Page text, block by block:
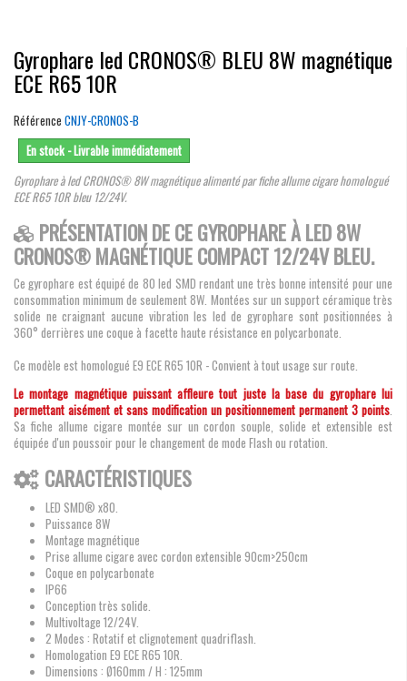
Gyrophare led CRONOS® BLEU 8W magnétique
ECE R65 10R
Référence CNJY-CRONOS-B
En stock - Livrable immédiatement
Gyrophare à led CRONOS® 8W magnétique alimenté par fiche allume cigare homologué
ECE R65 10R bleu 12/24V.
PRÉSENTATION DE CE GYROPHARE À LED 8W
CRONOS® MAGNÉTIQUE COMPACT 12/24V BLEU.
Ce gyrophare est équipé de 80 led SMD rendant une très bonne intensité pour une
consommation minimum de seulement 8W. Montées sur un support céramique très
solide ne craignant aucune vibration les led de gyrophare sont positionnées à
360° derrières une coque à facette haute résistance en polycarbonate.
Ce modèle est homologué E9 ECE R65 10R - Convient à tout usage sur route.
Le montage magnétique puissant affleure tout juste la base du gyrophare lui
permettant aisément et sans modification un positionnement permanent 3 points
Sa fiche allume cigare montée sur un cordon souple, solide et extensible est
équipée d'un poussoir pour le changement de mode Flash ou rotation.
CARACTÉRISTIQUES
LED SMD® x80.
Puissance 8W
Montage magnétique
Prise allume cigare avec cordon extensible 90cm>250cm
Coque en polycarbonate
IP66
Conception très solide.
Multivoltage 12/24V.
2 Modes : Rotatif et clignotement quadriflash.
Homologation E9 ECE R65 10R.
Dimensions : Ø160mm / H : 125mm